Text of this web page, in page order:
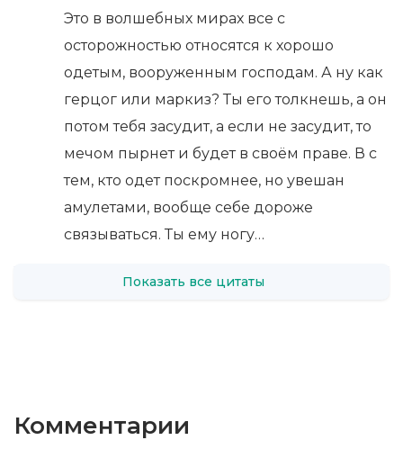
Это в волшебных мирах все с
осторожностью относятся к хорошо
одетым, вооруженным господам. А ну как
герцог или маркиз? Ты его толкнешь, а он
потом тебя засудит, а если не засудит, то
мечом пырнет и будет в своём праве. В с
тем, кто одет поскромнее, но увешан
амулетами, вообще себе дороже
связываться. Ты ему ногу…
Показать все цитаты
Комментарии